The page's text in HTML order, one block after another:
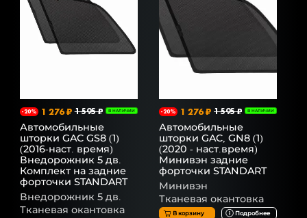
-20% 1 276 ₽ 1 595 ₽ В НАЛИЧИИ
Автомобильные
шторки GAC GS8 (1)
(2016-наст. время)
Внедорожник 5 дв.
Комплект на задние
форточки STANDART
Внедорожник 5 дв.
Тканевая окантовка
-20% 1 276 ₽ 1 595 ₽ В НАЛИЧИИ
Автомобильные
шторки GAC, GN8 (1)
(2020 - наст.время)
Минивэн задние
форточки STANDART
Минивэн
Тканевая окантовка
В корзину Подробнее